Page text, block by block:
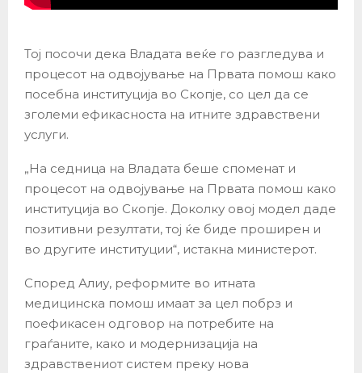
Тој посочи дека Владата веќе го разгледува и
процесот на одвојување на Првата помош како
посебна институција во Скопје, со цел да се
зголеми ефикасноста на итните здравствени
услуги.
„На седница на Владата беше споменат и
процесот на одвојување на Првата помош како
институција во Скопје. Доколку овој модел даде
позитивни резултати, тој ќе биде проширен и
во другите институции“, истакна министерот.
Според Алиу, реформите во итната
медицинска помош имаат за цел побрз и
поефикасен одговор на потребите на
граѓаните, како и модернизација на
здравствениот систем преку нова